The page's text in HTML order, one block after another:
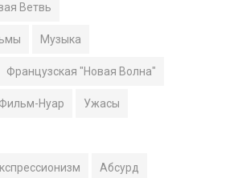
Ветвь
Музыка
Французская "Новая Волна"
Фильм-Нуар Ужасы
Абсурд